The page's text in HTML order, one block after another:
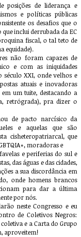
posições de liderança e
e políticas públicas
os desafios que o
inclui derrubada da EC
fiscal, o tal teto de
equidade).
não foram capazes de
e com as iniquidades
século XXI, onde velhos e
atuais e inovadoras
um tuite, destacando a
retrógrada), pra dizer o
de pacto narcísico da
e aquelas que são
cisheteropatriarcal, que
moradoras e
e periferias do sul e
das águas e das cidades,
a sua discordância em
onde homens brancos
para dar a última
por nós.
neste Congresso e eu
de Coletivos Negros:
e a Carta do Grupo
aproveitem!